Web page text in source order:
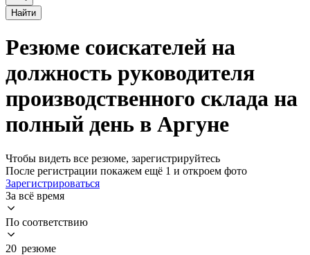
Найти
Резюме соискателей на
должность руководителя
производственного склада на
полный день в Аргуне
Чтобы видеть все резюме, зарегистрируйтесь
После регистрации покажем ещё 1 и откроем фото
Зарегистрироваться
За всё время
По соответствию
20 резюме